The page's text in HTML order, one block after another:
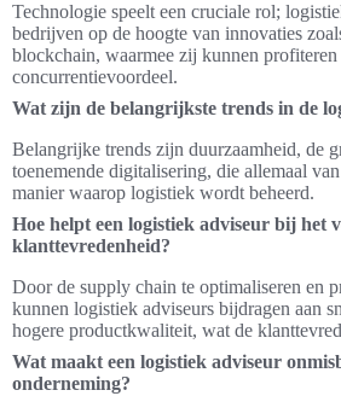
Technologie speelt een cruciale rol;
bedrijven op de hoogte van innovaties
blockchain, waarmee zij kunnen profiteren
concurrentievoordeel.
Wat zijn de belangrijkste trends in de
Belangrijke trends zijn duurzaamheid, de
toenemende digitalisering, die allemaal
manier waarop logistiek wordt beheerd.
Hoe helpt een logistiek adviseur bij het
klanttevredenheid?
Door de supply chain te optimaliseren en
kunnen logistiek adviseurs bijdragen aan
hogere productkwaliteit, wat de
Wat maakt een logistiek adviseur
onderneming?